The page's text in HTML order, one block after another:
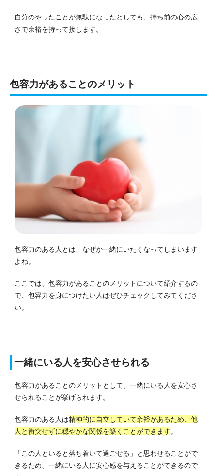
自分のやったことが無駄になったとしても、持ち前の心の広
さで余裕を持って接します。
包容力があることのメリット
包容力のある人とは、なぜか一緒にいたくなってしまいます
よね。
ここでは、包容力があることのメリットについて紹介するの
で、包容力を身につけたい人はぜひチェックしてみてくださ
い。
一緒にいる人を安心させられる
包容力があることのメリットとして、一緒にいる人を安心さ
せられることが挙げられます。
包容力のある人は精神的に自立していて余裕があるため、他
人と衝突せずに穏やかな関係を築くことができます。
「この人といると落ち着いて過ごせる」と思わせることがで
きるため、一緒にいる人に安心感を与えることができるので